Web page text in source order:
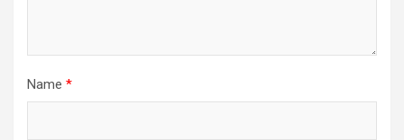
Name *